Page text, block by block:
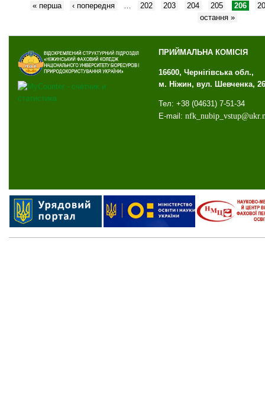
« перша ‹ попередня 202 203 204 205 206
остання »
ПРИЙМАЛЬНА КОМІСІЯ
16600, Чернігівська обл.,
м. Ніжин, вул. Шевченка, 26
Тел: +38 (04631) 7-51-34
E-mail: nfk_ nubip_ vstup@ukr.